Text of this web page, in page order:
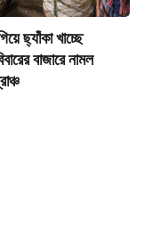
ছ্যাঁকা খাচ্ছে
বাজারে নামল